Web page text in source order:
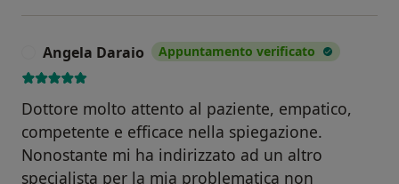
Angela Daraio Appuntamento verificato
Dottore molto attento al paziente, empatico,
competente e efficace nella spiegazione.
Nonostante mi ha indirizzato ad un altro
specialista per la mia problematica non